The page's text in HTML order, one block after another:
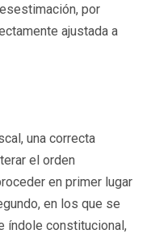
por
ajustada a
una correcta
el orden
en primer lugar
en los que se
índole constitucional,